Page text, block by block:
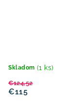
Skladom (1 ks)
€115
€124,52